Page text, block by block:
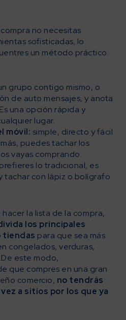
no necesitas
sofisticadas; lo
un método práctico.
grupo contigo mismo, o
de auto mensajes, y anota
una opción rápida y
lugar.
móvil: simple, directo y fácil
puedes tachar los
vayas comprando.
lo tradicional, es
tachar con lápiz o bolígrafo.
la lista de la compra,
los principales
tiendas para que sea más
congelados, verduras,
este modo,
que compres en una gran
comercio, no tendrás
a sitios por los que ya